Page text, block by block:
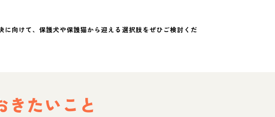
向けて、保護犬や保護猫から迎える選択肢をぜひご検討くだ
きたいこと